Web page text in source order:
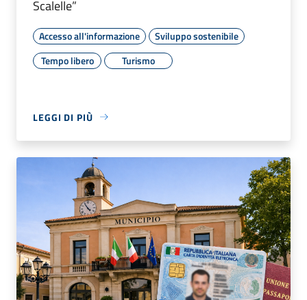
Scalelle”
Accesso all'informazione
Sviluppo sostenibile
Tempo libero
Turismo
LEGGI DI PIÙ